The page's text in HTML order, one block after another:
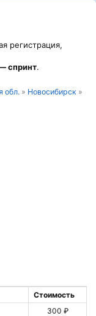
регистрация,
спринт.
обл. » Новосибирск »
Стоимость
300 ₽